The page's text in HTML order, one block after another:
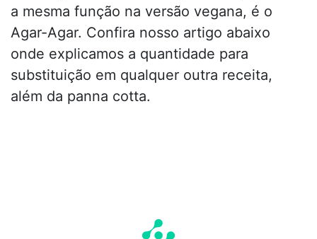
a mesma função na versão vegana, é o
Agar-Agar. Confira nosso artigo abaixo
onde explicamos a quantidade para
substituição em qualquer outra receita,
além da panna cotta.